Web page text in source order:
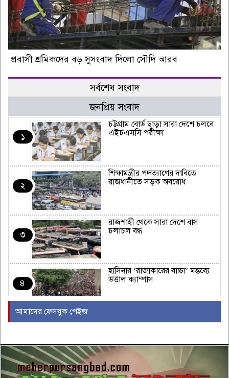
প্রবাসী শ্রমিকদের বড় সুসংবাদ দিলো সৌদি আরব
সর্বশেষ সংবাদ
জনপ্রিয় সংবাদ
১
চট্টগ্রাম বোর্ড ছাড়া সারা দেশে চলবে
এইচএসসি পরীক্ষা
২
শিক্ষামন্ত্রীর পদত্যাগের দাবিতে
রাজধানীতে সড়ক অবরোধ
৩
রাজশাহী থেকে সারা দেশে বাস
চলাচল বন্ধ
৪
হাসিনার ‘রাজাকারের বাচ্চা’ মন্তব্যে
উত্তাল ক্যাম্পাস
ইরাকের নবনির্বাচিত প্রধানমন্ত্রীর সঙ্গে
বন্যায় সাপের উপদ্রব বাড়ছে, চট্টগ্রামে
আমাদের ফেসবুক পেইজ